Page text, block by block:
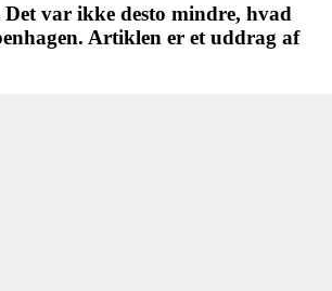
var ikke desto mindre, hvad
Artiklen er et uddrag af